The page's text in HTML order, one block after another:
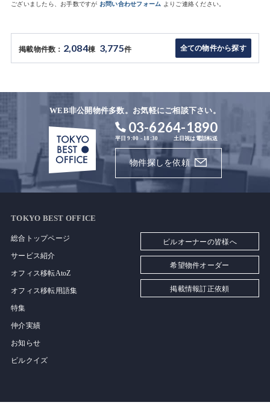
ございましたら、お手数ですが お問い合わせフォーム よりご連絡ください。
掲載物件数： 2,084棟 3,775件 全ての物件から探す
WEB非公開物件多数。お気軽にご相談下さい。
03-6264-1890
平日 9:00 - 18:30 土日祝は電話転送
物件探しを依頼
TOKYO BEST OFFICE
総合トップページ
サービス紹介
オフィス移転AtoZ
オフィス移転用語集
特集
仲介実績
お知らせ
ビルクイズ
ビルオーナーの皆様へ
希望物件オーダー
掲載情報訂正依頼